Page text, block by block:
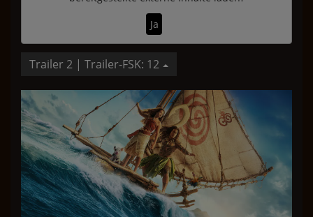
Ja
Trailer 2 | Trailer-FSK: 12